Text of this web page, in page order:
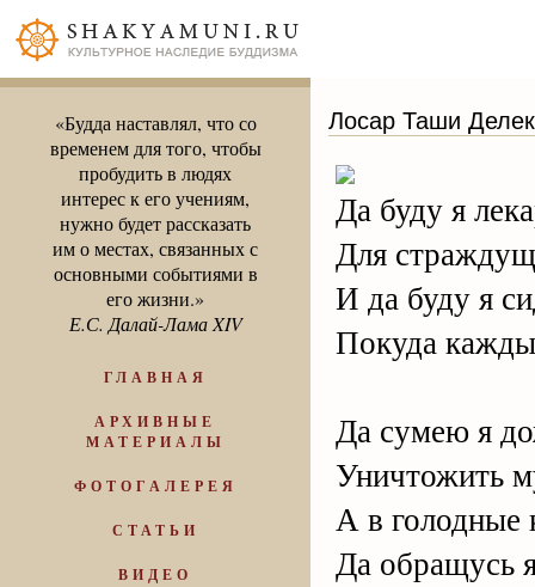
«Будда наставлял, что со
временем для того, чтобы
пробудить в людях
интерес к его учениям,
нужно будет рассказать
им о местах, связанных с
основными событиями в
его жизни.»
Е.С. Далай-Лама XIV
ГЛАВНАЯ
АРХИВНЫЕ
МАТЕРИАЛЫ
ФОТОГАЛЕРЕЯ
СТАТЬИ
ВИДЕО
Лосар Таши
Да буду я
Для
И да буду я
Покуда
Да сумею я
Уничтожить
А в голодные
Да обращусь